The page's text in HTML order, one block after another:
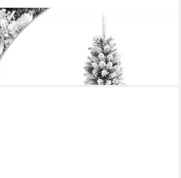
Weihnachtsbaum Schlank mit
& PE (1 St)
bei dir